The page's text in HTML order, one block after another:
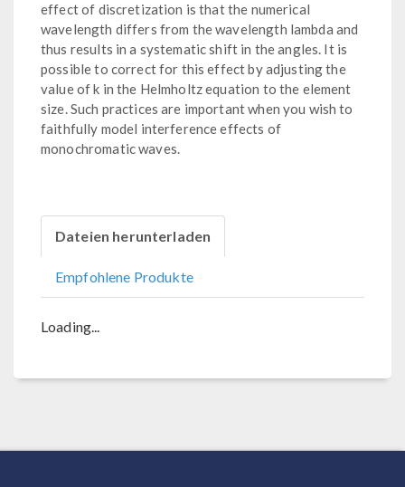
effect of discretization is that the numerical
wavelength differs from the wavelength lambda and
thus results in a systematic shift in the angles. It is
possible to correct for this effect by adjusting the
value of k in the Helmholtz equation to the element
size. Such practices are important when you wish to
faithfully model interference effects of
monochromatic waves.
Dateien herunterladen
Empfohlene Produkte
Loading...